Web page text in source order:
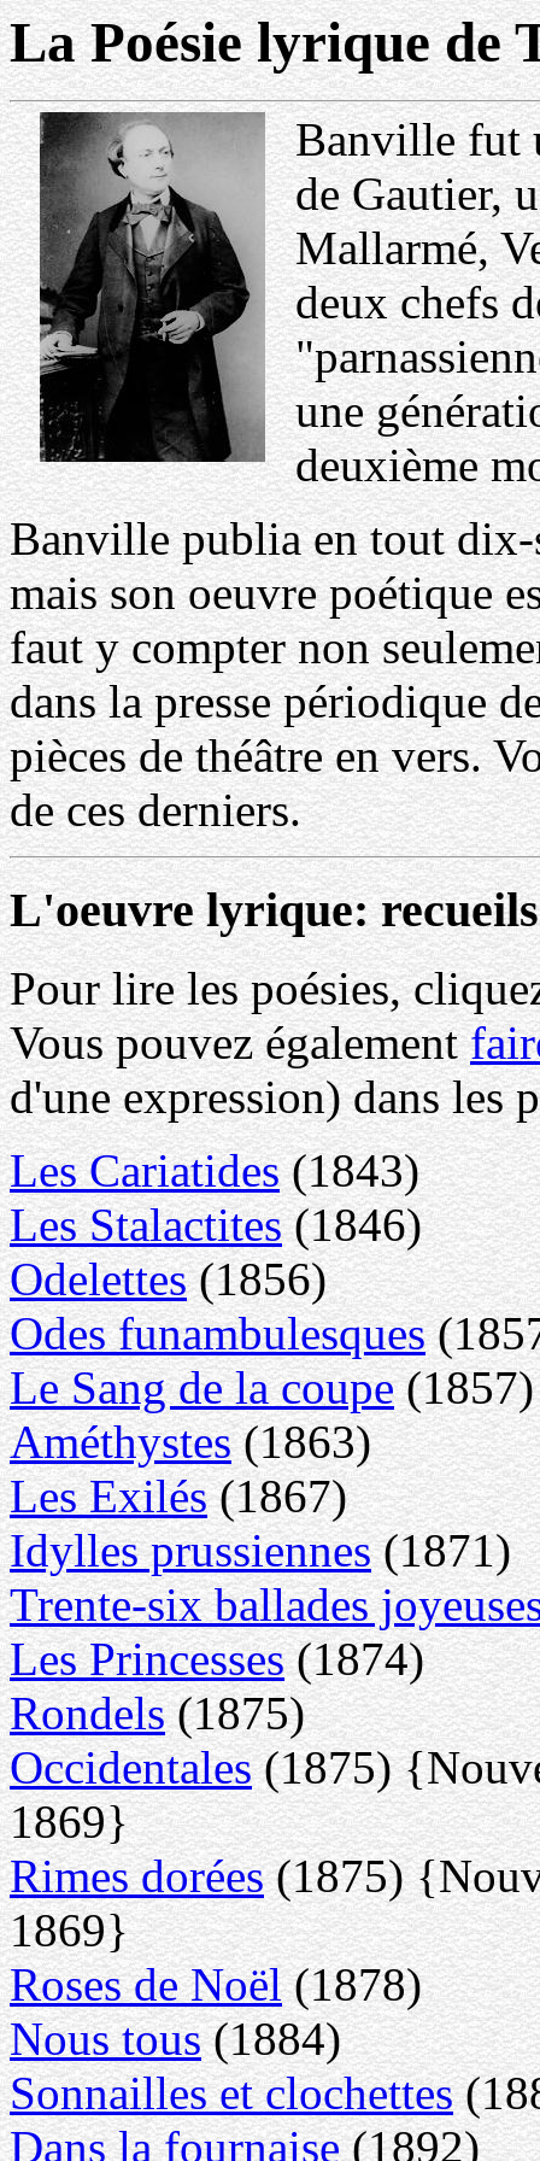
La Poésie lyrique de
Banville fut
de Gautier,
Mallarmé,
deux chefs
une
deuxième
Banville publia en tout dix-
mais son oeuvre poétique
faut y compter non
dans la presse périodique
pièces de théâtre en vers.
de ces derniers.
L'oeuvre lyrique: recueils
Pour lire les poésies,
Vous pouvez également
d'une expression) dans les
Les Cariatides(1843)
Les Stalactites(1846)
Odelettes(1856)
Odes funambulesques
Le Sang de la coupe(1857)
Améthystes(1863)
Les Exilés(1867)
Idylles prussiennes(1871)
Trente-six ballades
Les Princesses(1874)
Rondels(1875)
Occidentales(1875)
1869}
Rimes dorées(1875)
1869}
Roses de Noël(1878)
Nous tous(1884)
Sonnailles et clochettes
Dans la fournaise(1892)